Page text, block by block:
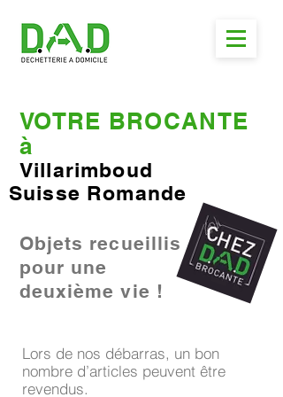
VOTRE BROCANTE
à
Villarimboud
Suisse Romande
Objets recueillis
pour une
deuxième vie !
Lors de nos débarras, un bon
nombre d’articles peuvent être
revendus.